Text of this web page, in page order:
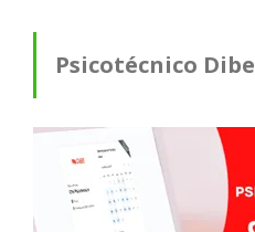
Psicotécnico Dibe